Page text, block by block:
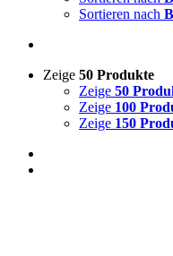
Sortieren nach
Zeige 50 Produkte
Zeige 50
Zeige 100
Zeige 150